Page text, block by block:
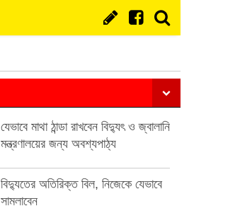
যেভাবে মাথা ঠান্ডা রাখবেন বিদ্যুৎ ও জ্বালানি
মন্ত্রণালয়ের জন্য অবশ্যপাঠ্য
বিদ্যুতের অতিরিক্ত বিল, নিজেকে যেভাবে
সামলাবেন